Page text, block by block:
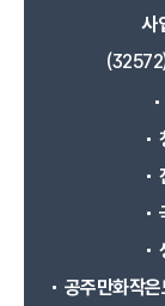
사
공주만화작